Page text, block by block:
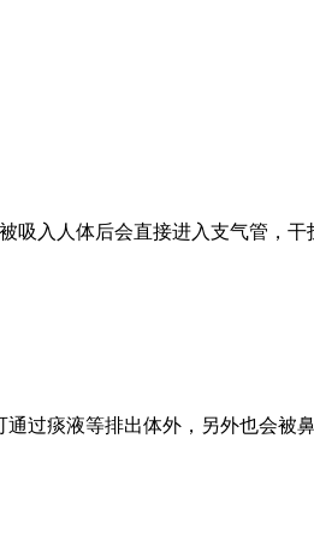
吸入人体后会直接进入支气管，
过痰液等排出体外，另外也会被